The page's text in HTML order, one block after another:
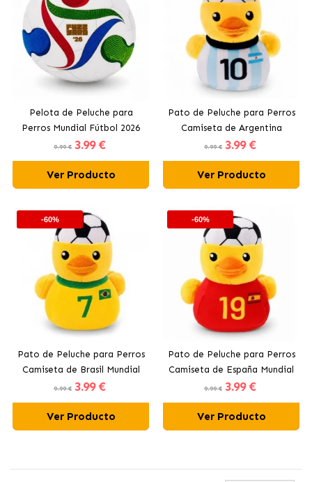
Pelota de Peluche para
Perros Mundial Fútbol 2026
9.99 € 3.99 €
Ver Producto
Pato de Peluche para Perros
Camiseta de Argentina
Mundial Fútbol 2026
9.99 € 3.99 €
Ver Producto
-60%
Pato de Peluche para Perros
Camiseta de Brasil Mundial
Fútbol 2026
9.99 € 3.99 €
Ver Producto
-60%
Pato de Peluche para Perros
Camiseta de España Mundial
Fútbol 2026
9.99 € 3.99 €
Ver Producto